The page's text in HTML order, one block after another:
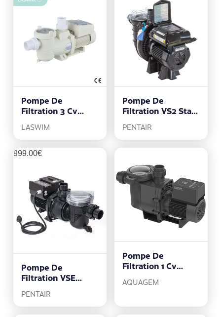
Pompe De
Filtration 3 Cv
LASWIM
Pompe De
Filtration VS2 Sta-
PENTAIR
Pompe De
Filtration VSE
999.00€
PENTAIR
Pompe De
Filtration 1 Cv
AQUAGEM